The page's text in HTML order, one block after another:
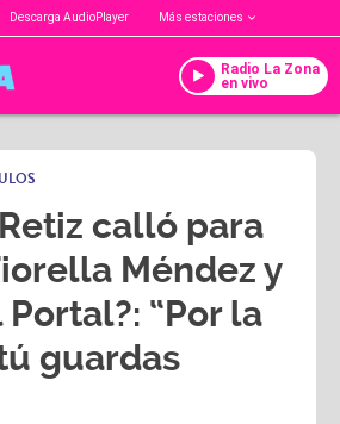
Descarga AudioPlayer Más estaciones
Radio La Zona
en vivo
calló para
Méndez y
“Por la
guardas